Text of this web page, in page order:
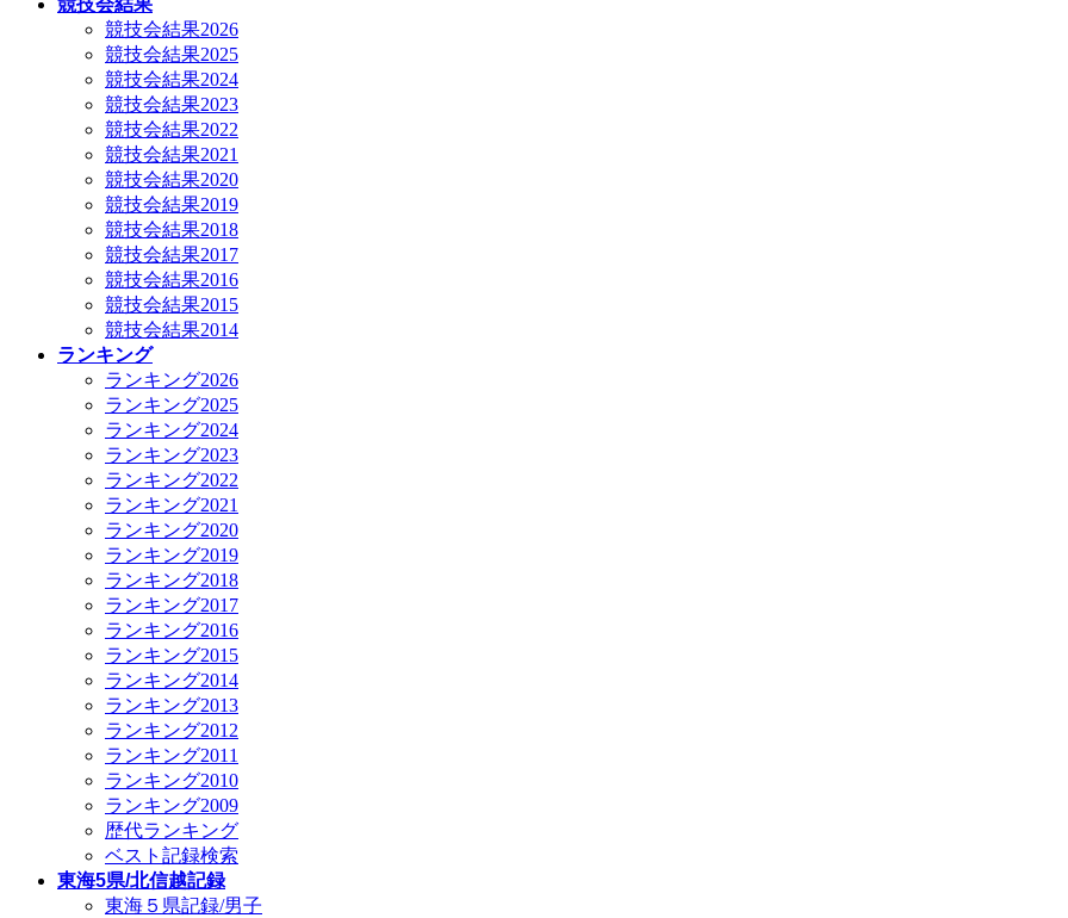
競技会結果
競技会結果2026
競技会結果2025
競技会結果2024
競技会結果2023
競技会結果2022
競技会結果2021
競技会結果2020
競技会結果2019
競技会結果2018
競技会結果2017
競技会結果2016
競技会結果2015
競技会結果2014
ランキング
ランキング2026
ランキング2025
ランキング2024
ランキング2023
ランキング2022
ランキング2021
ランキング2020
ランキング2019
ランキング2018
ランキング2017
ランキング2016
ランキング2015
ランキング2014
ランキング2013
ランキング2012
ランキング2011
ランキング2010
ランキング2009
歴代ランキング
ベスト記録検索
東海5県/北信越記録
東海５県記録/男子